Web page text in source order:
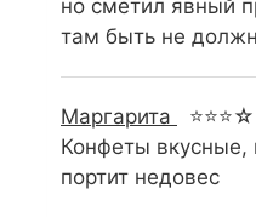
но сметил явный
там быть не
Маргарита
Конфеты вкусные,
портит недовес